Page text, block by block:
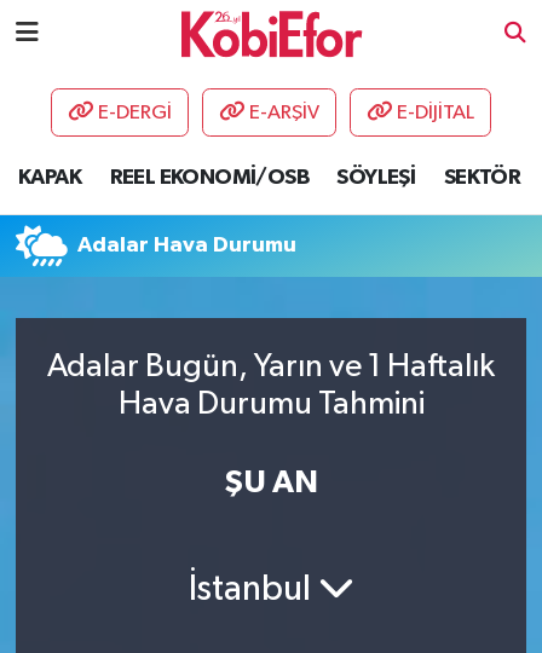
E-DERGİ E-ARŞİV E-DİJİTAL
KAPAK REEL EKONOMİ/OSB SÖYLEŞİ SEKTÖR
Adalar Hava Durumu
Adalar Bugün, Yarın ve 1 Haftalık
Hava Durumu Tahmini
ŞU AN
İstanbul
AKADEMİ
DESTEK-TEŞVİK
ETKİNLİK
HABERLER